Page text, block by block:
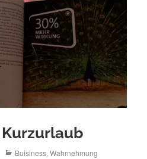
Categories
Buisiness,Wahrnehmung